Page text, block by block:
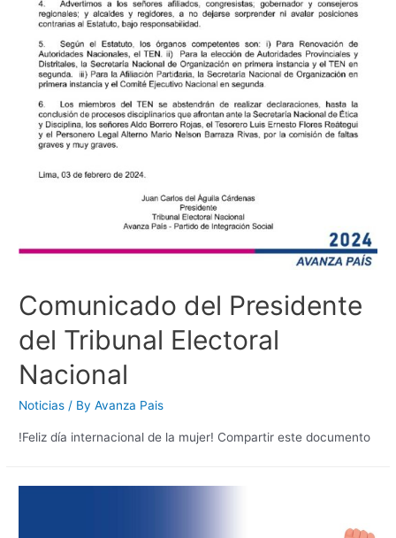
Comunicado del Presidente
del Tribunal Electoral
Nacional
Noticias / ByAvanza Pais
!Feliz día internacional de la mujer! Compartir este documento